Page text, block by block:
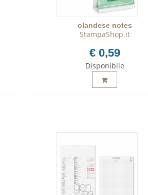
olandese notes
StampaShop.it
€ 0,59
Disponibile